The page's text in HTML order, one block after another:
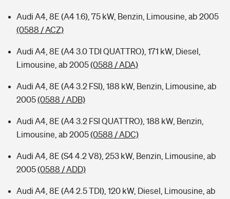
Audi A4, 8E (A4 1.6), 75 kW, Benzin, Limousine, ab 2005
(0588 / ACZ)
Audi A4, 8E (A4 3.0 TDI QUATTRO), 171 kW, Diesel,
Limousine, ab 2005(0588 / ADA)
Audi A4, 8E (A4 3.2 FSI), 188 kW, Benzin, Limousine, ab
2005(0588 / ADB)
Audi A4, 8E (A4 3.2 FSI QUATTRO), 188 kW, Benzin,
Limousine, ab 2005(0588 / ADC)
Audi A4, 8E (S4 4.2 V8), 253 kW, Benzin, Limousine, ab
2005(0588 / ADD)
Audi A4, 8E (A4 2.5 TDI), 120 kW, Diesel, Limousine, ab